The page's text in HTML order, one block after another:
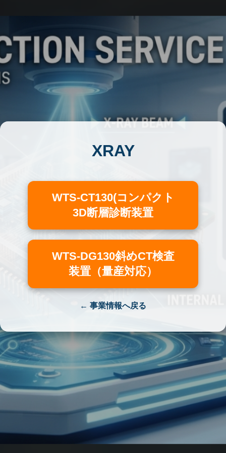
XRAY
WTS-CT130(コンパクト
3D断層診断装置
WTS-DG130斜めCT検査
装置（量産対応）
← 事業情報へ戻る